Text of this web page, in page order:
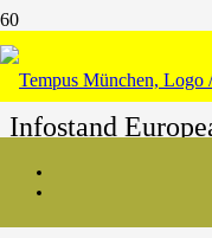
News & Presse
Info­stand